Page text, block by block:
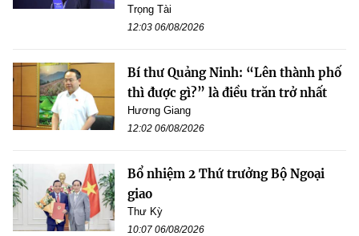
Trọng Tài
12:03 06/08/2026
Bí thư Quảng Ninh: “Lên thành phố
thì được gì?” là điều trăn trở nhất
Hương Giang
12:02 06/08/2026
Bổ nhiệm 2 Thứ trưởng Bộ Ngoại
giao
Thư Kỳ
10:07 06/08/2026